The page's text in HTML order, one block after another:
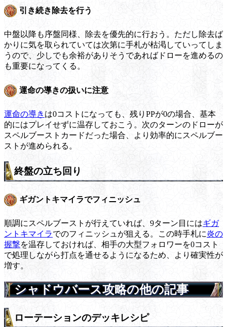
引き続き除去を行う
中盤以降も序盤同様、除去を優先的に行おう。ただし除去ば
かりに気を取られていては次第に手札が枯渇していってしま
うので、少しでも余裕がありそうであればドローを進めるの
も重要になってくる。
運命の導きの扱いに注意
運命の導き は0コストになっても、残りPPが0の場合、基本
的にはプレイせずに温存しておこう。次のターンのドローが
スペルブーストカードだった場合、より効率的にスペルブー
ストが進められる。
終盤の立ち回り
ギガントキマイラでフィニッシュ
順調にスペルブーストが行えていれば、9ターン目にはギガ
ントキマイラでのフィニッシュが狙える。この時手札に炎の
握撃を温存しておければ、相手の大型フォロワーを0コスト
で処理しながら打点を通せるようになるため、より確実性が
増す。
シャドウバース攻略の他の記事
ローテーションのデッキレシピ